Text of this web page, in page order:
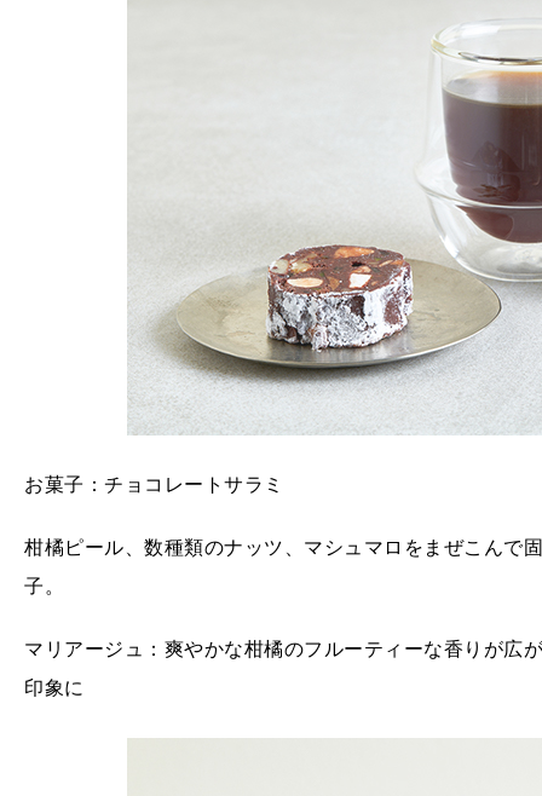
お菓子：チョコレートサラミ
柑橘ピール、数種類のナッツ、マシュマロをまぜこんで
子。
マリアージュ：爽やかな柑橘のフルーティーな香りが広
印象に